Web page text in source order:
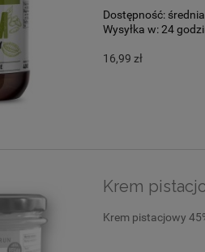
Dostępność:
Wysyłka w:24
16,99 zł
Krem
Krem pistacjowy